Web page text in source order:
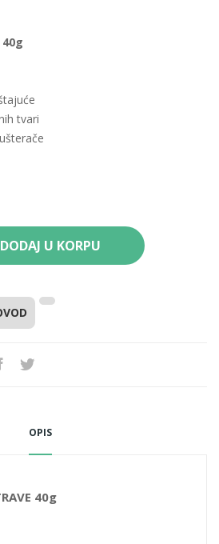
40g
tvari
catariae herba)
sa 2 dl vrele vode i poklopiti. Nakon 15
U KORPU
OPIS
40g